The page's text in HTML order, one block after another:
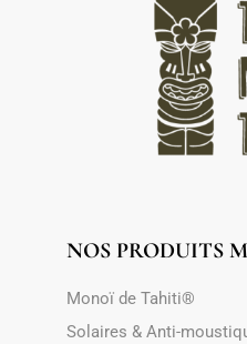
NOS PRODUITS
Monoï de Tahiti®
Solaires & Anti-